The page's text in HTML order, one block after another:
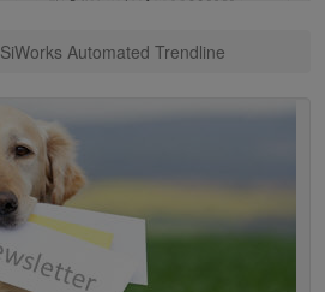
SiWorks Automated Trendline